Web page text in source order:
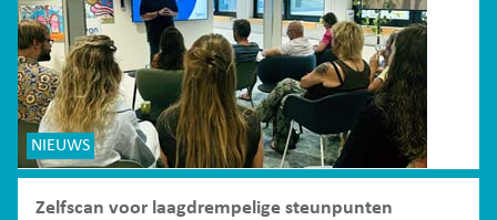
NIEUWS
Zelfscan voor laagdrempelige steunpunten